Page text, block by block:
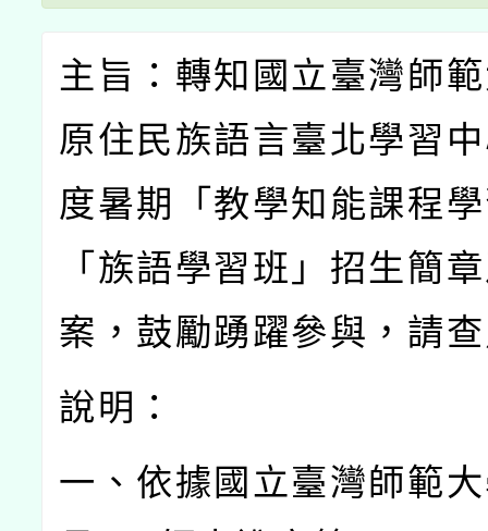
主旨：轉知國立臺灣師
原住民族語言臺北學習
度暑期「教學知能課程
「族語學習班」招生簡
案，鼓勵踴躍參與，請
說明：
一、依據國立臺灣師範